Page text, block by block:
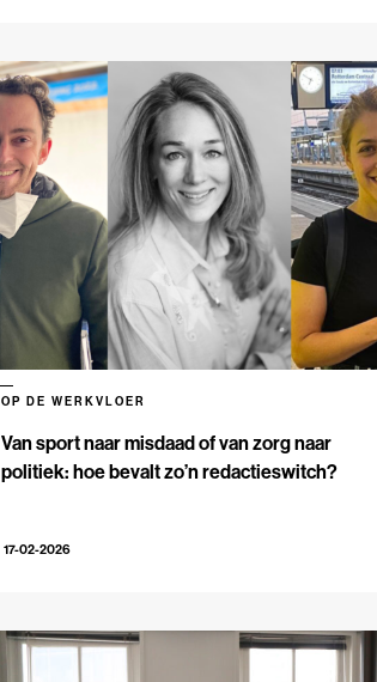
Van sport naar misdaad of van zorg naar
politiek: hoe bevalt zo’n redactieswitch?
OP DE WERKVLOER
17-02-2026